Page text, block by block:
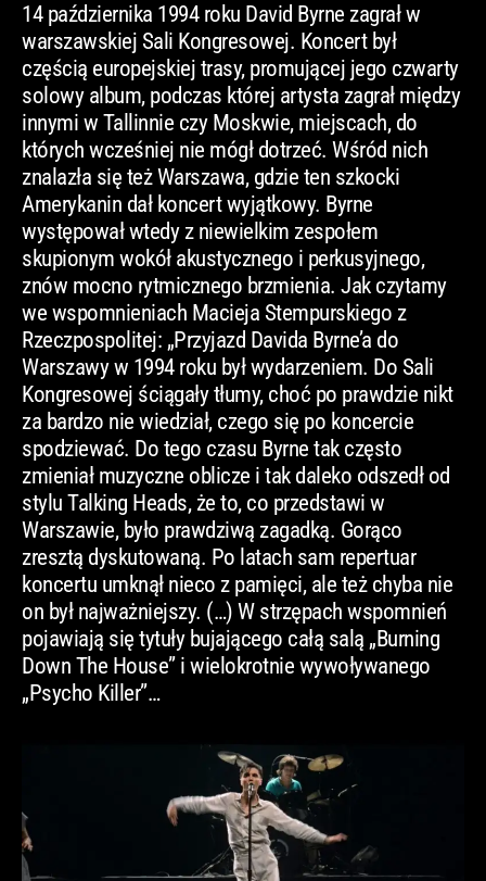
14 października 1994 roku David Byrne zagrał w
warszawskiej Sali Kongresowej. Koncert był
częścią europejskiej trasy, promującej jego czwarty
solowy album, podczas której artysta zagrał między
innymi w Tallinnie czy Moskwie, miejscach, do
których wcześniej nie mógł dotrzeć. Wśród nich
znalazła się też Warszawa, gdzie ten szkocki
Amerykanin dał koncert wyjątkowy. Byrne
występował wtedy z niewielkim zespołem
skupionym wokół akustycznego i perkusyjnego,
znów mocno rytmicznego brzmienia. Jak czytamy
we wspomnieniach Macieja Stempurskiego z
Rzeczpospolitej: „Przyjazd Davida Byrne’a do
Warszawy w 1994 roku był wydarzeniem. Do Sali
Kongresowej ściągały tłumy, choć po prawdzie nikt
za bardzo nie wiedział, czego się po koncercie
spodziewać. Do tego czasu Byrne tak często
zmieniał muzyczne oblicze i tak daleko odszedł od
stylu Talking Heads, że to, co przedstawi w
Warszawie, było prawdziwą zagadką. Gorąco
zresztą dyskutowaną. Po latach sam repertuar
koncertu umknął nieco z pamięci, ale też chyba nie
on był najważniejszy. (…) W strzępach wspomnień
pojawiają się tytuły bujającego całą salą „Burning
Down The House” i wielokrotnie wywoływanego
„Psycho Killer”…